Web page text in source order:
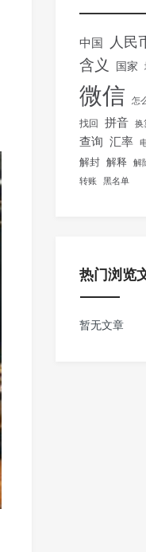
中国 人民
含义 国家
微信 怎
找回 拼音 换
查询 汇率
解封 解释 解
转账 黑名单
热门浏览
暂无文章